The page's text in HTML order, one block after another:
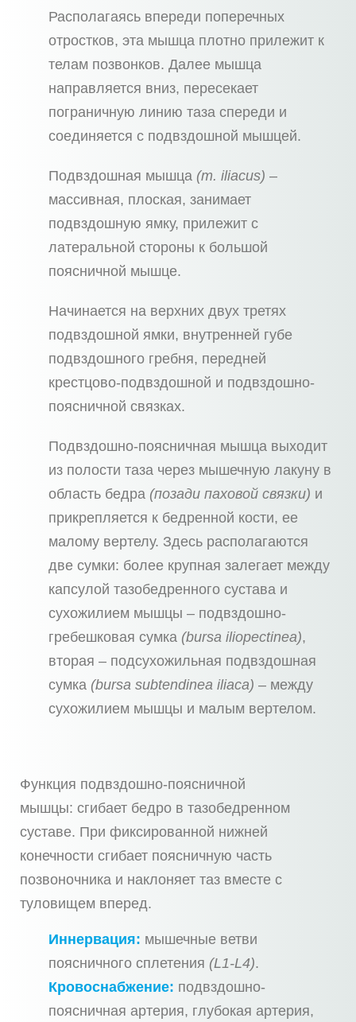
Располагаясь впереди поперечных
отростков, эта мышца плотно прилежит к
телам позвонков. Далее мышца
направляется вниз, пересекает
пограничную линию таза спереди и
соединяется с подвздошной мышцей.
Подвздошная мышца (m. iliacus) –
массивная, плоская, занимает
подвздошную ямку, прилежит с
латеральной стороны к большой
поясничной мышце.
Начинается на верхних двух третях
подвздошной ямки, внутренней губе
подвздошного гребня, передней
крестцово-подвздошной и подвздошно-
поясничной связках.
Подвздошно-поясничная мышца выходит
из полости таза через мышечную лакуну в
область бедра (позади паховой связки) и
прикрепляется к бедренной кости, ее
малому вертелу. Здесь располагаются
две сумки: более крупная залегает между
капсулой тазобедренного сустава и
сухожилием мышцы – подвздошно-
гребешковая сумка (bursa iliopectinea),
вторая – подсухожильная подвздошная
сумка (bursa subtendinea iliaca) – между
сухожилием мышцы и малым вертелом.
Функция подвздошно-поясничной
мышцы: сгибает бедро в тазобедренном
суставе. При фиксированной нижней
конечности сгибает поясничную часть
позвоночника и наклоняет таз вместе с
туловищем вперед.
Иннервация: мышечные ветви
поясничного сплетения (L1-L4).
Кровоснабжение: подвздошно-
поясничная артерия, глубокая артерия,